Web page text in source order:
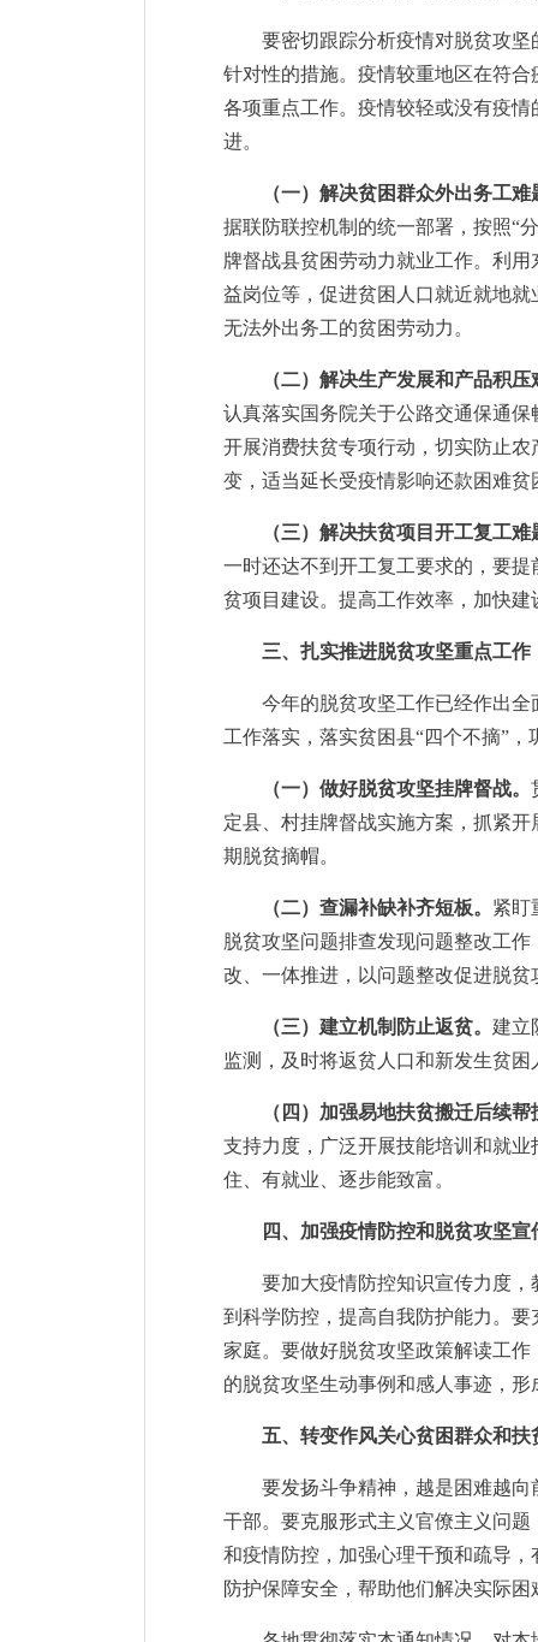
要密切跟踪分析疫情对脱贫攻
针对性的措施。疫情较重地区在符
各项重点工作。疫情较轻或没有疫
进。
（一）解决贫困群众外出务工难
据联防联控机制的统一部署，按照“
牌督战县贫困劳动力就业工作。利
益岗位等，促进贫困人口就近就地
无法外出务工的贫困劳动力。
（二）解决生产发展和产品积压
认真落实国务院关于公路交通保通
开展消费扶贫专项行动，切实防止
变，适当延长受疫情影响还款困难贫
（三）解决扶贫项目开工复工难
一时还达不到开工复工要求的，要
贫项目建设。提高工作效率，加快
三、扎实推进脱贫攻坚重点工作
今年的脱贫攻坚工作已经作出
工作落实，落实贫困县“四个不摘”
（一）做好脱贫攻坚挂牌督战。
定县、村挂牌督战实施方案，抓紧
期脱贫摘帽。
（二）查漏补缺补齐短板。 紧盯
脱贫攻坚问题排查发现问题整改工
改、一体推进，以问题整改促进脱贫
（三）建立机制防止返贫。 建立
监测，及时将返贫人口和新发生贫
（四）加强易地扶贫搬迁后续帮
支持力度，广泛开展技能培训和就
住、有就业、逐步能致富。
四、加强疫情防控和脱贫攻坚宣
要加大疫情防控知识宣传力度
到科学防控，提高自我防护能力。
家庭。要做好脱贫攻坚政策解读工
的脱贫攻坚生动事例和感人事迹，
五、转变作风关心贫困群众和扶
要发扬斗争精神，越是困难越
干部。要克服形式主义官僚主义问
和疫情防控，加强心理干预和疏导
防护保障安全，帮助他们解决实际困